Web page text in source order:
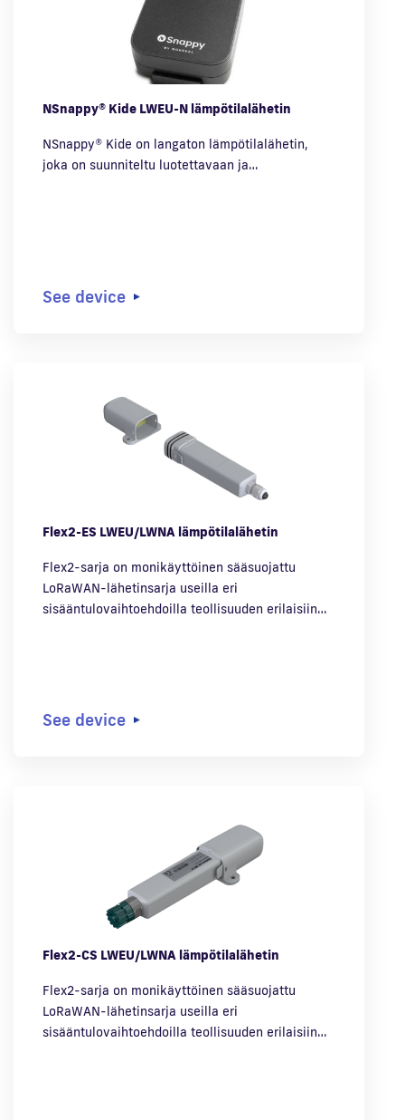
NSnappy® Kide LWEU-N lämpötilalähetin
NSnappy® Kide on langaton lämpötilalähetin,
joka on suunniteltu luotettavaan ja…
See device
Flex2-ES LWEU/LWNA lämpötilalähetin
Flex2-sarja on monikäyttöinen sääsuojattu
LoRaWAN-lähetinsarja useilla eri
sisääntulovaihtoehdoilla teollisuuden erilaisiin…
See device
Flex2-CS LWEU/LWNA lämpötilalähetin
Flex2-sarja on monikäyttöinen sääsuojattu
LoRaWAN-lähetinsarja useilla eri
sisääntulovaihtoehdoilla teollisuuden erilaisiin…